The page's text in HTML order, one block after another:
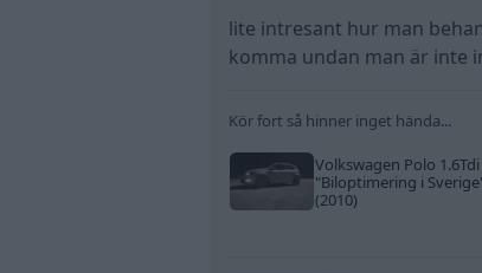
Dom är dock fiffigare än
Sociala medier mm är
lite intresant hur man
komma undan man är inte
Kör fort så hinner inget hända...
Volkswagen Polo 1.6Tdi
"Biloptimering i
(2010)